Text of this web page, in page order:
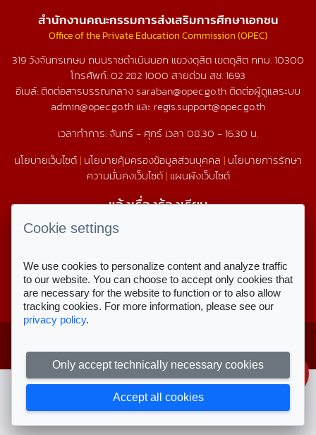
สำนักงานคณะกรรมการส่งเสริมการศึกษาเอกชน
Office of the Private Education Commission (OPEC)
319 วังจันทรเกษม ถนนราชดำเนินนอก แขวงดุสิต เขตดุสิต กทม. 10300
โทรศัพท์:02 282 1000 สายด่วน สช.1693
อีเมล์: ติดต่อสารบรรณกลาง saraban@opec.go.th ติดต่อผู้ดูแลระบบ
admin@opec.go.th และ regis.support@opec.go.th
เวลาทำการ: จันทร์ - ศุกร์ เวลา 08.30 - 16.30 น.
นโยบายเว็บไซต์| นโยบายคุ้มครองข้อมูลส่วนบุคคล | นโยบายการรักษา
ความมั่นคงเว็บไซต์| แผนผังเว็บไซต์
แจ้งเรื่องร้องเรียน
1579
สถิติการใช้งานเว็บไซต์
สถิติการเข้าชม
ส่งเสริมการศึกษาเอกชน
ลงชื่อเข้าใช้งาน
Cookie settings
We use cookies to personalize content and analyze traffic
to our website. You can choose to accept only cookies that
are necessary for the website to function or to also allow
tracking cookies. For more information, please see our
privacy policy.
Only accept technically necessary cookies
Accept all cookies